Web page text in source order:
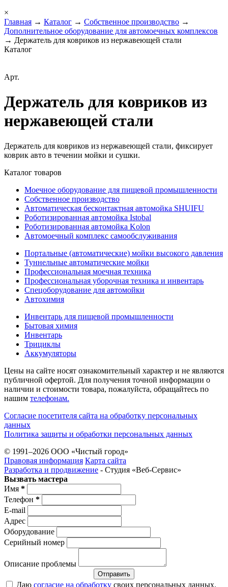
×
Главная → Каталог → Собственное производство →
Дополнительное оборудование для автомоечных комплексов
→ Держатель для ковриков из нержавеющей стали
Каталог
Арт.
Держатель для ковриков из
нержавеющей стали
Держатель для ковриков из нержавеющей стали, фиксирует
коврик авто в течении мойки и сушки.
Каталог товаров
Моечное оборудование для пищевой промышленности
Собственное производство
Автоматическая бесконтактная автомойка SHUIFU
Роботизированная автомойка Istobal
Роботизированная автомойка Kolon
Автомоечный комплекс самообслуживания
Портальные (автоматические) мойки высокого давления
Туннельные автоматические мойки
Профессиональная моечная техника
Профессиональная уборочная техника и инвентарь
Спецоборудование для автомойки
Автохимия
Инвентарь для пищевой промышленности
Бытовая химия
Инвентарь
Трициклы
Аккумуляторы
Цены на сайте носят ознакомительный характер и не являются
публичной офертой. Для получения точной информации о
наличии и стоимости товара, пожалуйста, обращайтесь по
нашим телефонам.
Согласие посетителя сайта на обработку персональных
данных
Политика защиты и обработки персональных данных
© 1991–2026 ООО «Чистый город»
Правовая информация Карта сайта
Разработка и продвижение - Студия «Веб-Cервис»
Вызвать мастера
Имя *
Телефон *
E-mail
Адрес
Оборудование
Серийный номер
Описание проблемы
Отправить
Даю согласие на обработку своих персональных данных.